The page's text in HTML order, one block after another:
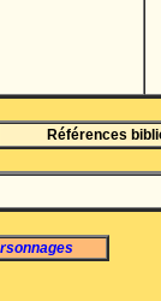
Références